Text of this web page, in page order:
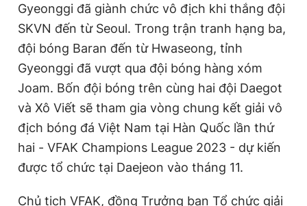
Gyeonggi đã giành chức vô địch khi thắng đội
SKVN đến từ Seoul. Trong trận tranh hạng ba,
đội bóng Baran đến từ Hwaseong, tỉnh
Gyeonggi đã vượt qua đội bóng hàng xóm
Joam. Bốn đội bóng trên cùng hai đội Daegot
và Xô Viết sẽ tham gia vòng chung kết giải vô
địch bóng đá Việt Nam tại Hàn Quốc lần thứ
hai - VFAK Champions League 2023 - dự kiến
được tổ chức tại Daejeon vào tháng 11.
Chủ tịch VFAK, đồng Trưởng ban Tổ chức giải